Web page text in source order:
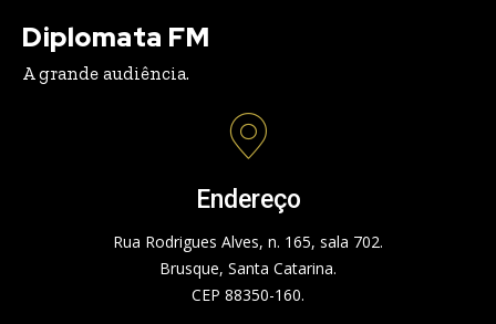
Diplomata FM
A grande audiência.
Endereço
Rua Rodrigues Alves, n. 165, sala 702.
Brusque, Santa Catarina.
CEP 88350-160.